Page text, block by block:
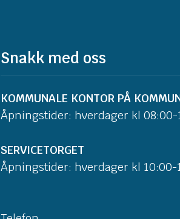
Snakk med oss
KOMMUNALE KONTOR PÅ
Åpningstider: hverdager kl 08:00-
SERVICETORGET
Åpningstider: hverdager kl 10:00-